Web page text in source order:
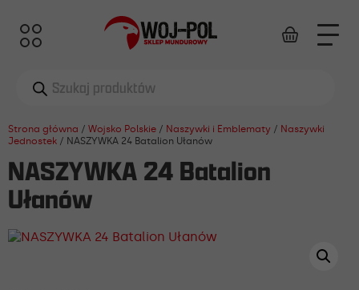
produktów
Strona główna / Wojsko Polskie / Naszywki i Emblematy / Naszywki
Jednostek / NASZYWKA 24 Batalion Ułanów
NASZYWKA 24 Batalion
Ułanów